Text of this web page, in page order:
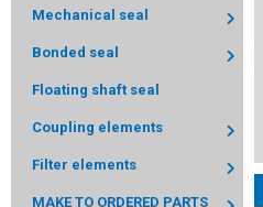
Mechanical seal
Bonded seal
Floating shaft seal
Coupling elements
Filter elements
MAKE TO ORDERED PARTS